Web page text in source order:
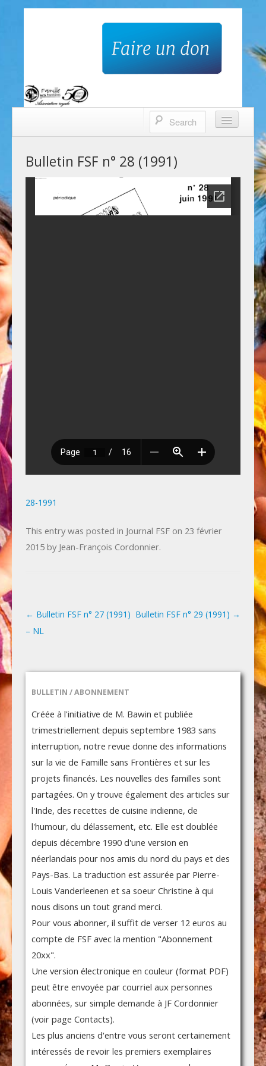
Famille sans frontières
Nos projets
Contacts
Bulletin FSF n° 28 (1991)
28-1991
This entry was posted in Journal FSFon 23 février
2015by Jean-François Cordonnier.
Post navigation
← Bulletin FSF n° 27 (1991)
– NL
Bulletin FSF n° 29 (1991) →
BULLETIN / ABONNEMENT
Créée à l'initiative de M. Bawin et publiée
trimestriellement depuis septembre 1983 sans
interruption, notre revue donne des informations
sur la vie de Famille sans Frontières et sur les
projets financés. Les nouvelles des familles sont
partagées. On y trouve également des articles sur
l'Inde, des recettes de cuisine indienne, de
l'humour, du délassement, etc. Elle est doublée
depuis décembre 1990 d'une version en
néerlandais pour nos amis du nord du pays et des
Pays-Bas. La traduction est assurée par Pierre-
Louis Vanderleenen et sa soeur Christine à qui
nous disons un tout grand merci.
Pour vous abonner, il suffit de verser 12 euros au
compte de FSF avec la mention "Abonnement
20xx".
Une version électronique en couleur (format PDF)
peut être envoyée par courriel aux personnes
abonnées, sur simple demande à JF Cordonnier
(voir page Contacts).
Les plus anciens d'entre vous seront certainement
intéressés de revoir les premiers exemplaires